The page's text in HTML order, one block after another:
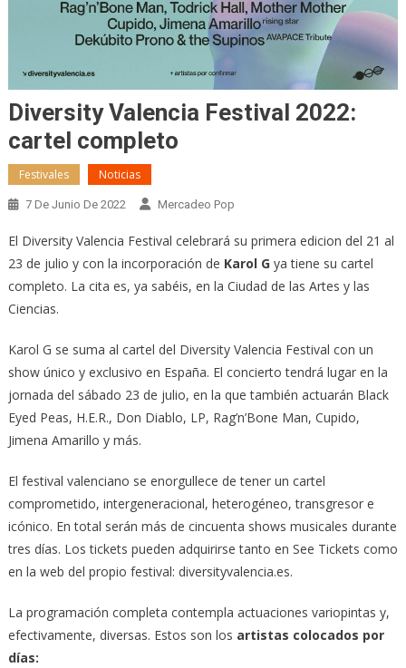
Diversity Valencia Festival 2022:
cartel completo
Festivales Noticias
7 De Junio De 2022 Mercadeo Pop
El Diversity Valencia Festival celebrará su primera edicion del 21 al
23 de julio y con la incorporación de Karol Gya tiene su cartel
completo. La cita es, ya sabéis, en la Ciudad de las Artes y las
Ciencias.
Karol G se suma al cartel del Diversity Valencia Festival con un
show único y exclusivo en España. El concierto tendrá lugar en la
jornada del sábado 23 de julio, en la que también actuarán Black
Eyed Peas, H.E.R., Don Diablo, LP, Rag’n’Bone Man, Cupido,
Jimena Amarillo y más.
El festival valenciano se enorgullece de tener un cartel
comprometido, intergeneracional, heterogéneo, transgresor e
icónico. En total serán más de cincuenta shows musicales durante
tres días. Los tickets pueden adquirirse tanto en See Tickets como
en la web del propio festival: diversityvalencia.es.
La programación completa contempla actuaciones variopintas y,
efectivamente, diversas. Estos son los artistas colocados por
días: